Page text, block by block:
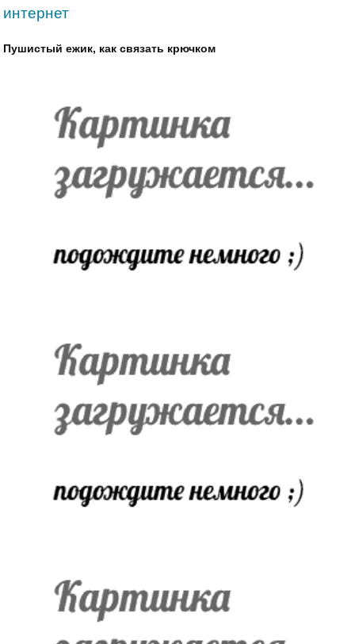
интернет
Пушистый ежик, как связать крючком